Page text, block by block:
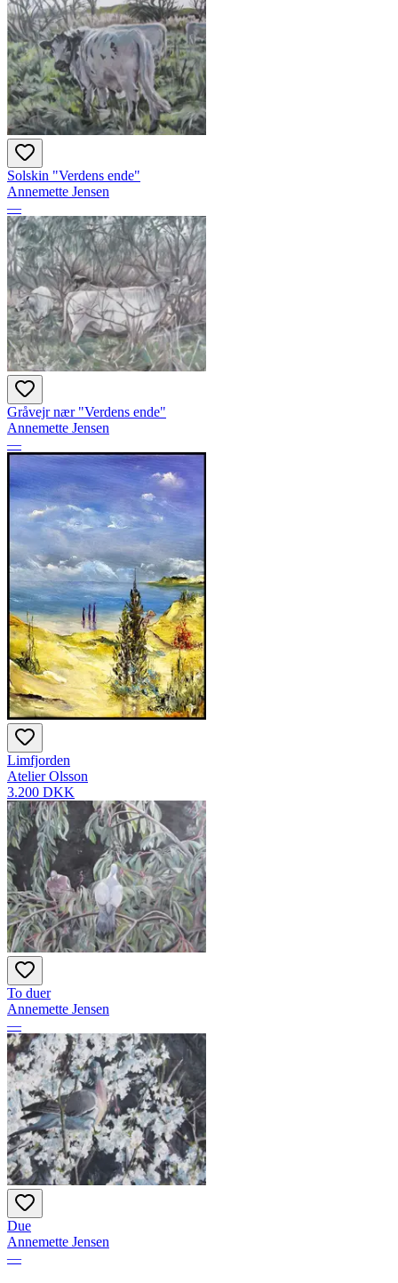
Solskin "Verdens ende"
Annemette Jensen
—
Gråvejr nær "Verdens ende"
Annemette Jensen
—
Limfjorden
Atelier Olsson
3.200 DKK
To duer
Annemette Jensen
—
Due
Annemette Jensen
—